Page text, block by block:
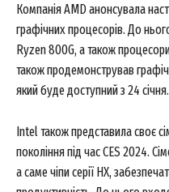
Компанія AMD анонсувала
графічних процесорів. До
Ryzen 800G, а також
також продемонстрував
який буде доступний з 24 січня.
Intel також представила своє
покоління під час CES 2024.
а саме чіпи серії HX,